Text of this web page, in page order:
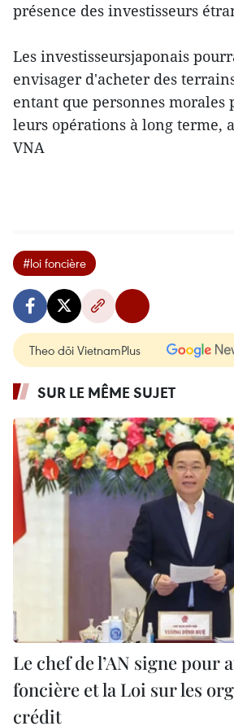
présence des investisseurs
Les investisseursjaponais
envisager d'acheter des
entant que personnes morales
leurs opérations à long terme,
VNA
#loi foncière
Theo dõi VietnamPlus
SUR LE MÊME SUJET
Le chef de l’AN signe pour
foncière et la Loi sur les
crédit